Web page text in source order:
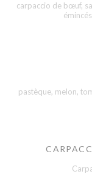
carpaccio de bœuf,
pastèque, melon,